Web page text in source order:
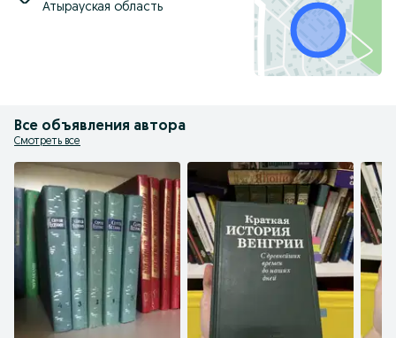
Атырауская область
Все объявления автора
Смотреть все